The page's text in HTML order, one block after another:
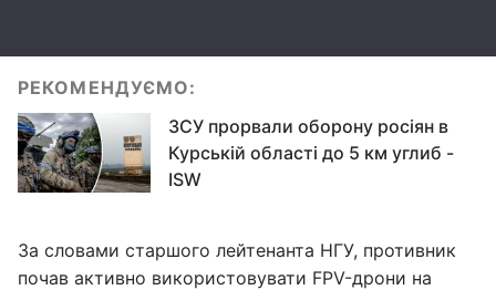
РЕКОМЕНДУЄМО:
ЗСУ прорвали оборону росіян в
Курській області до 5 км углиб -
ISW
За словами старшого лейтенанта НГУ, противник
почав активно використовувати FPV-дрони на